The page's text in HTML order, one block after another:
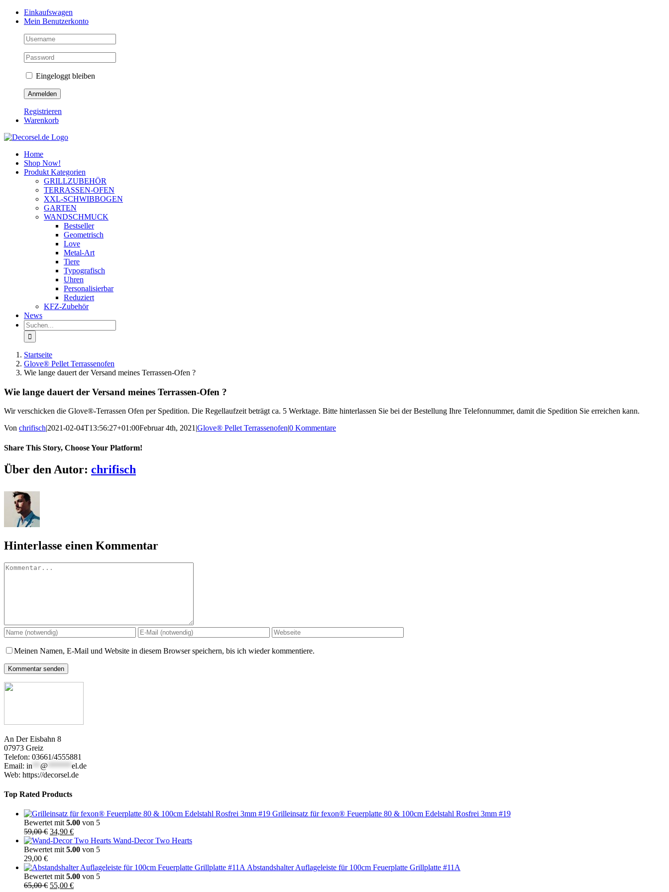
Zum
Inhalt
Facebook
Instagram
PinterestEinkaufswagen
Mein Benutzerkonto
Eingeloggt bleiben
Registrieren
Warenkorb
Home
Shop Now!
Produkt Kategorien
GRILLZUBEHÖR
TERRASSEN-OFEN
XXL-SCHWIBBOGEN
GARTEN
WANDSCHMUCK
Bestseller
Geometrisch
Love
Metal-Art
Tiere
Typografisch
Uhren
Personalisierbar
Reduziert
KFZ-Zubehör
News
Suche
nach:
Startseite
Glove® Pellet Terrassenofen
Wie lange dauert der Versand meines Terrassen-Ofen ?
Wie lange dauert der Versand meines Terrassen-Ofen ?
Wir verschicken die Glove®-Terrassen Ofen per Spedition. Die Regellaufzeit beträgt ca. 5 Werktage. Bitte hinterlassen Sie bei der Bestellung Ihre Telefonnummer, damit die Spedition Sie erreichen kann.
Von chrifisch|2021-02-04T13:56:27+01:00Februar 4th, 2021|Glove® Pellet Terrassenofen|0 Kommentare
Share This Story, Choose Your Platform!
Facebook
X
Reddit
LinkedIn
WhatsApp
Tumblr
Pinterest
Über den Autor: chrifisch
Hinterlasse einen Kommentar
Kommentar
Meinen Namen, E-Mail und Website in diesem Browser speichern, bis ich wieder kommentiere.
An Der Eisbahn 8
07973 Greiz
Telefon: 03661/4555881
Email: in @
el.de
Web: https://decorsel.de
Top Rated Products
Grilleinsatz für fexon® Feuerplatte 80 & 100cm Edelstahl Rosfrei 3mm #19
Bewertet mit 5.00 von 5
59,00€ Ursprünglicher
Preis
war:
34,90 €Aktueller
Preis
ist:
Wand-Decor Two Hearts
Bewertet mit 5.00 von 5
29,00 €
Abstandshalter Auflageleiste für 100cm Feuerplatte Grillplatte #11A
Bewertet mit 5.00 von 5
65,00€ Ursprünglicher
55,00 €Aktueller